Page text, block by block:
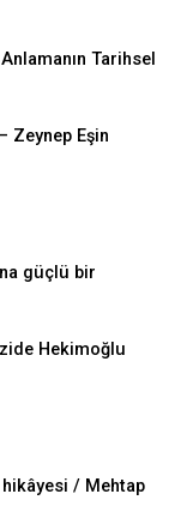
Tarihsel
Zeynep Eşin
güçlü bir
Hekimoğlu
hikâyesi / Mehtap